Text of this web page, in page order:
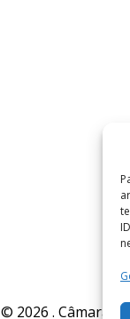
© 2026 . Câmara